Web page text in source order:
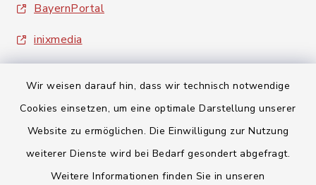
Wir weisen darauf hin, dass wir technisch notwendige
Cookies einsetzen, um eine optimale Darstellung unserer
Website zu ermöglichen. Die Einwilligung zur Nutzung
weiterer Dienste wird bei Bedarf gesondert abgefragt.
Weitere Informationen finden Sie in unseren
BayernPortal
inixmedia
Barrierefreiheit